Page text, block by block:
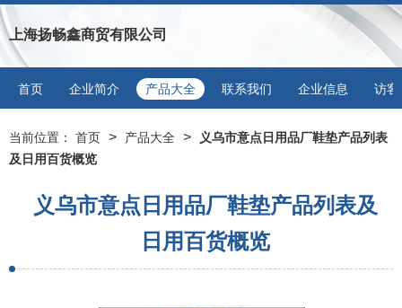
上海扬畅鑫商贸有限公司
首页 企业简介 产品大全 联系我们 企业信息 访客
当前位置： 首页 > 产品大全 >
义乌市意点日用品厂鞋垫产品列表
及日用百货概览
义乌市意点日用品厂鞋垫产品列表及
日用百货概览